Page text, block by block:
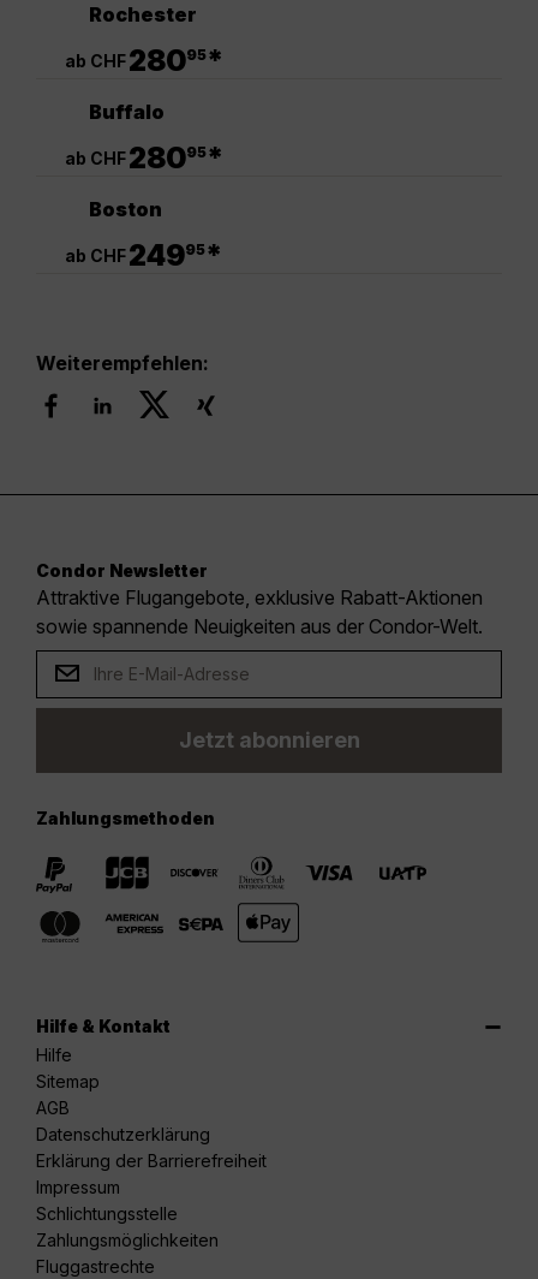
Rochester
ab CHF28095*
Buffalo
ab CHF28095*
Boston
ab CHF24995*
Weiterempfehlen:
Condor Newsletter
Attraktive Flugangebote, exklusive Rabatt-Aktionen
sowie spannende Neuigkeiten aus der Condor-Welt.
Jetzt abonnieren
Zahlungsmethoden
Hilfe & Kontakt
Hilfe
Sitemap
AGB
Datenschutzerklärung
Erklärung der Barrierefreiheit
Impressum
Schlichtungsstelle
Zahlungsmöglichkeiten
Fluggastrechte